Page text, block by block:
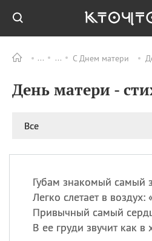
С Днем матери
День матери -
Все
Губам знакомый самый
Легко слетает в
Привычный самый
В ее груди звучит как
09.08
09.08